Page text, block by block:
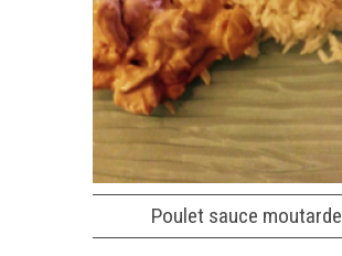
Poulet sauce moutarde